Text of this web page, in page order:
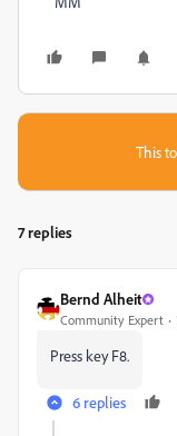
This
7 replies
Bernd Alheit
Community Expert
Press key F8.
6 replies